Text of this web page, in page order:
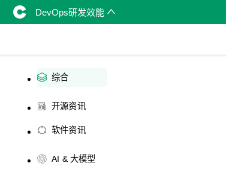
DevOps研发效能
综合
开源资讯
软件资讯
AI & 大模型